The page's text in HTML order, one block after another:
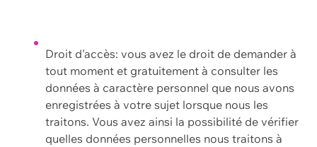
Droit d'accès: vous avez le droit de demander à
tout moment et gratuitement à consulter les
données à caractère personnel que nous avons
enregistrées à votre sujet lorsque nous les
traitons. Vous avez ainsi la possibilité de vérifier
quelles données personnelles nous traitons à